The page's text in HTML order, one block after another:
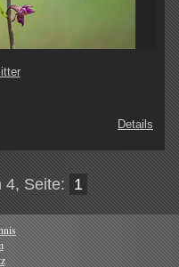
Details
4, Seite: 1